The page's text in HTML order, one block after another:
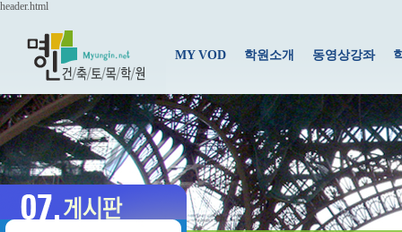
header.html
MY VOD 학원소개 동영상강좌